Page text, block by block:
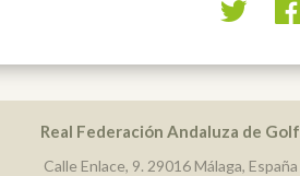
Real Federación Andaluza de Golf
Calle Enlace, 9. 29016 Málaga, España